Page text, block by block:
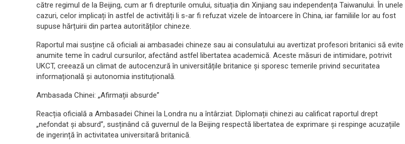
către regimul de la Beijing, cum ar fi drepturile omului, situația din Xinjiang sau independența Taiwanului. În unele
cazuri, celor implicați în astfel de activități li s-ar fi refuzat vizele de întoarcere în China, iar familiile lor au fost
supuse hărțuirii din partea autorităților chineze.
Raportul mai susține că oficiali ai ambasadei chineze sau ai consulatului au avertizat profesori britanici să evite
anumite teme în cadrul cursurilor, afectând astfel libertatea academică. Aceste măsuri de intimidare, potrivit
UKCT, creează un climat de autocenzură în universitățile britanice și sporesc temerile privind securitatea
informațională și autonomia instituțională.
Ambasada Chinei: „Afirmații absurde”
Reacția oficială a Ambasadei Chinei la Londra nu a întârziat. Diplomații chinezi au calificat raportul drept
„nefondat și absurd”, susținând că guvernul de la Beijing respectă libertatea de exprimare și respinge acuzațiile
de ingerință în activitatea universitară britanică.